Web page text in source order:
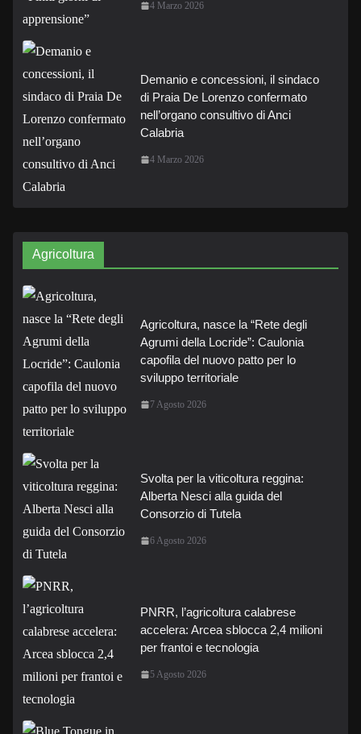
4 Marzo 2026
Demanio e concessioni, il sindaco
di Praia De Lorenzo confermato
nell’organo consultivo di Anci
Calabria
4 Marzo 2026
Agricoltura
Agricoltura, nasce la “Rete degli
Agrumi della Locride”: Caulonia
capofila del nuovo patto per lo
sviluppo territoriale
7 Agosto 2026
Svolta per la viticoltura reggina:
Alberta Nesci alla guida del
Consorzio di Tutela
6 Agosto 2026
PNRR, l’agricoltura calabrese
accelera: Arcea sblocca 2,4 milioni
per frantoi e tecnologia
5 Agosto 2026